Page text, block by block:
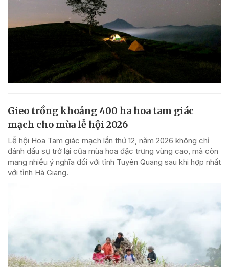
Gieo trồng khoảng 400 ha hoa tam giác
mạch cho mùa lễ hội 2026
Lễ hội Hoa Tam giác mạch lần thứ 12, năm 2026 không chỉ
đánh dấu sự trở lại của mùa hoa đặc trưng vùng cao, mà còn
mang nhiều ý nghĩa đối với tỉnh Tuyên Quang sau khi hợp nhất
với tỉnh Hà Giang.